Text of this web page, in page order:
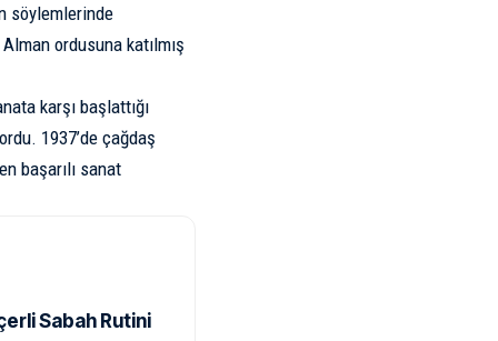
söylemlerinde
ordusuna katılmış
karşı başlattığı
1937’de çağdaş
başarılı sanat
Sabah Rutini